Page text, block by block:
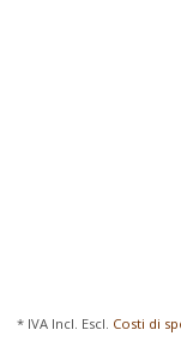
* IVA Incl. Escl. Costi di